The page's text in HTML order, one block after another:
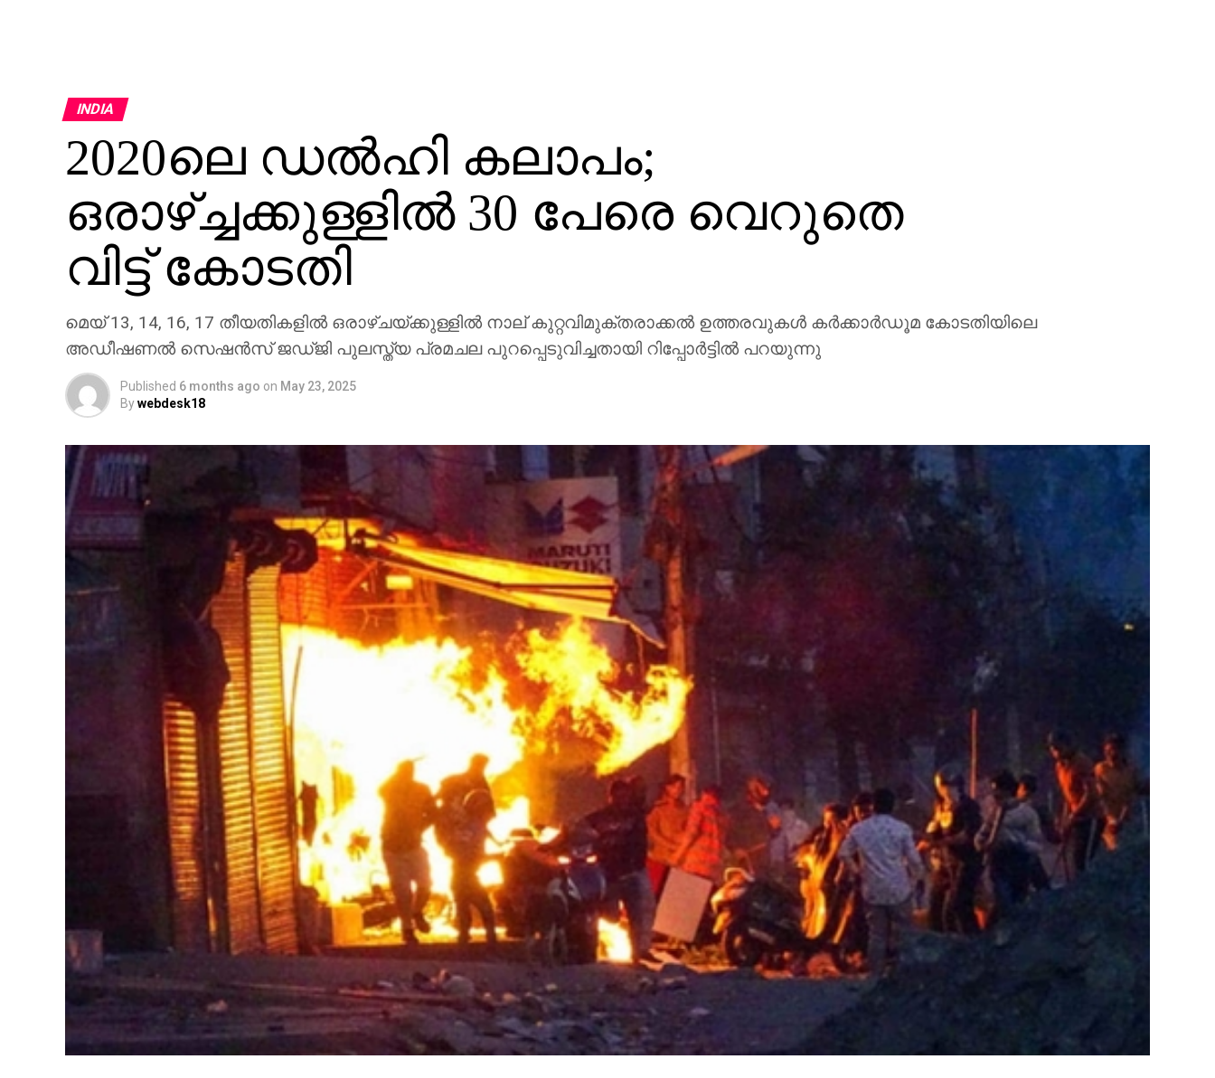
INDIA
2020ലെ ഡല്‍ഹി കലാപം;
ഒരാഴ്ച്ചക്കുള്ളില്‍ 30 പേരെ വെറുതെ
വിട്ട് കോടതി
മെയ് 13, 14, 16, 17 തീയതികളില്‍ ഒരാഴ്ചയ്ക്കുള്ളില്‍ നാല് കുറ്റവിമുക്തരാക്കല്‍ ഉത്തരവുകള്‍ കര്‍ക്കാര്‍ഡൂമ കോടതിയിലെ
അഡീഷണല്‍ സെഷന്‍സ് ജഡ്ജി പുലസ്ത്യ പ്രമചല പുറപ്പെടുവിച്ചതായി റിപ്പോര്‍ട്ടില്‍ പറയുന്നു
Published 6 months ago on May 23, 2025
Bywebdesk18